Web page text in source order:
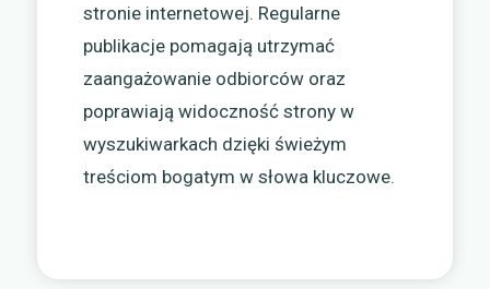
stronie internetowej. Regularne
publikacje pomagają utrzymać
zaangażowanie odbiorców oraz
poprawiają widoczność strony w
wyszukiwarkach dzięki świeżym
treściom bogatym w słowa kluczowe.